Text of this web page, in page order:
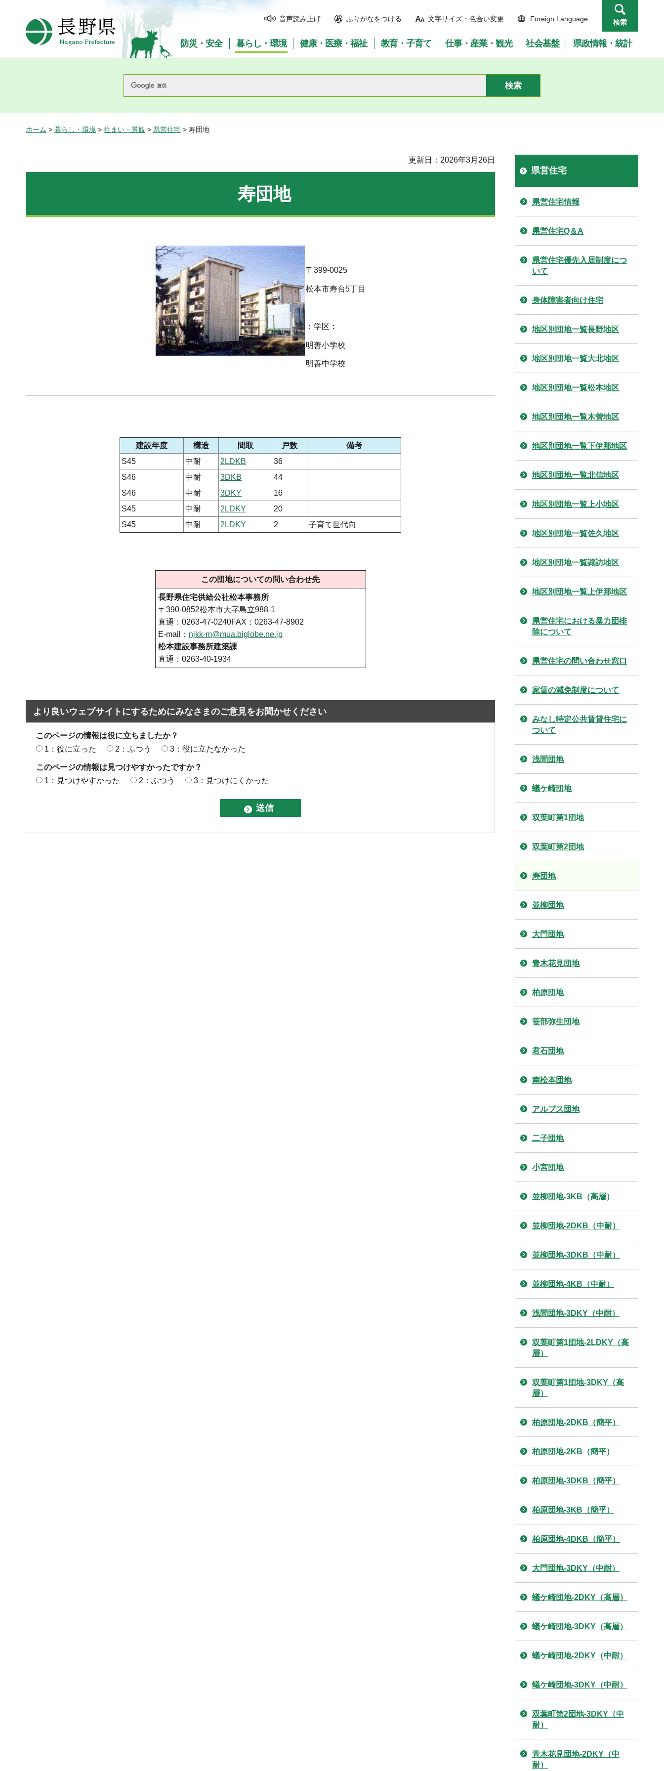
長野県Nagano Prefecture
音声読み上げ ふりがなをつける 文字サイズ・色合い変更 Foreign Language 検索
防災・安全 暮らし・環境 健康・医療・福祉 教育・子育て 仕事・産業・観光 社会基盤 県政情報・統計
ホーム > 暮らし・環境 > 住まい・景観 > 県営住宅 > 寿団地
更新日：2026年3月26日
寿団地
〒399-0025
松本市寿台5丁目
：学区：
明善小学校
明善中学校
建設年度 構造 間取 戸数
備考
S45
中耐 2LDKB
36
S46
中耐 3DKB
44
S46
中耐 3DKY
16
S45
中耐 2LDKY
20
S45
中耐 2LDKY 2 子育て世代向
この団地についての問い合わせ先
長野県住宅供給公社松本事務所
〒390-0852松本市大字島立988-1
直通：0263-47-0240FAX：0263-47-8902
E-mail： njkk-m@mua.biglobe.ne.jp
松本建設事務所建築課
直通：0263-40-1934
より良いウェブサイトにするためにみなさまのご意見をお聞かせください
このページの情報は役に立ちましたか？
1：役に立った
2：ふつう 3：役に立たなかった
このページの情報は見つけやすかったですか？
1：見つけやすかった
2：ふつう 3：見つけにくかった
県営住宅
県営住宅情報
県営住宅Q＆A
県営住宅優先入居制度につ
いて
身体障害者向け住宅
地区別団地一覧長野地区
地区別団地一覧大北地区
地区別団地一覧松本地区
地区別団地一覧木曽地区
地区別団地一覧下伊那地区
地区別団地一覧北信地区
地区別団地一覧上小地区
地区別団地一覧佐久地区
地区別団地一覧諏訪地区
地区別団地一覧上伊那地区
県営住宅における暴力団排
除について
県営住宅の問い合わせ窓口
家賃の減免制度について
みなし特定公共賃貸住宅に
ついて
浅間団地
蟻ケ崎団地
双葉町第1団地
双葉町第2団地
寿団地
並柳団地
大門団地
青木花見団地
柏原団地
笹部弥生団地
君石団地
南松本団地
アルプス団地
二子団地
小宮団地
並柳団地-3KB（高層）
並柳団地-2DKB（中耐）
並柳団地-3DKB（中耐）
並柳団地-4KB（中耐）
浅間団地-3DKY（中耐）
双葉町第1団地-2LDKY（高
層）
双葉町第1団地-3DKY（高
層）
柏原団地-2DKB（簡平）
柏原団地-2KB（簡平）
柏原団地-3DKB（簡平）
柏原団地-3KB（簡平）
柏原団地-4DKB（簡平）
大門団地-3DKY（中耐）
蟻ケ崎団地-2DKY（高層）
蟻ケ崎団地-3DKY（高層）
蟻ケ崎団地-2DKY（中耐）
蟻ケ崎団地-3DKY（中耐）
双葉町第2団地-3DKY（中
耐）
青木花見団地-2DKY（中
耐）